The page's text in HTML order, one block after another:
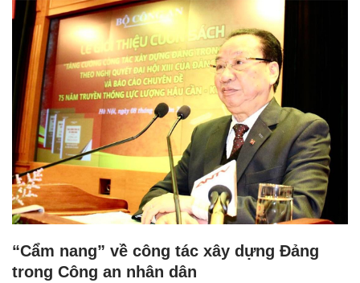
“Cẩm nang” về công tác xây dựng Đảng
trong Công an nhân dân